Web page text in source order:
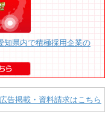
知県内で積極採用企業の
告掲載・資料請求はこちら